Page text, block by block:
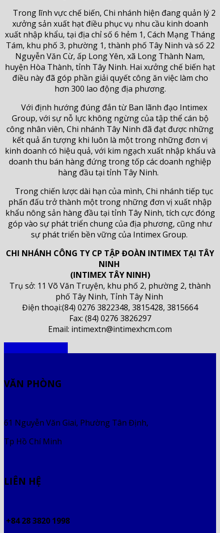
Trong lĩnh vực chế biến, Chi nhánh hiện đang quản lý 2
xưởng sản xuất hạt điều phục vụ nhu cầu kinh doanh
xuất nhập khẩu, tại địa chỉ số 6 hẻm 1, Cách Mạng Tháng
Tám, khu phố 3, phường 1, thành phố Tây Ninh và số 22
Nguyễn Văn Cừ, ấp Long Yên, xã Long Thành Nam,
huyện Hòa Thành, tỉnh Tây Ninh. Hai xưởng chế biến hạt
điều này đã góp phần giải quyết công ăn việc làm cho
hơn 300 lao động địa phương.
Với định hướng đúng đắn từ Ban lãnh đạo Intimex
Group, với sự nỗ lực không ngừng của tập thể cán bộ
công nhân viên, Chi nhánh Tây Ninh đã đạt được những
kết quả ấn tượng khi luôn là một trong những đơn vị
kinh doanh có hiệu quả, với kim ngạch xuất nhập khẩu và
doanh thu bán hàng đứng trong tốp các doanh nghiệp
hàng đầu tại tỉnh Tây Ninh.
Trong chiến lược dài hạn của mình, Chi nhánh tiếp tục
phấn đấu trở thành một trong những đơn vị xuất nhập
khẩu nông sản hàng đầu tại tỉnh Tây Ninh, tích cực đóng
góp vào sự phát triển chung của địa phương, cũng như
sự phát triển bền vững của Intimex Group.
CHI NHÁNH CÔNG TY CP TẬP ĐOÀN INTIMEX TẠI TÂY
NINH
(INTIMEX TÂY NINH)
Trụ sở: 11 Võ Văn Truyện, khu phố 2, phường 2, thành
phố Tây Ninh, Tỉnh Tây Ninh
Điện thoại:(84) 0276 3822348, 3815428, 3815664
Fax: (84) 0276 3826297
Email: intimextn@intimexhcm.com
VĂN PHÒNG
61 Nguyễn Văn Giai, Phường Tân Định,
Tp Hồ Chí Minh
LIÊN HỆ
+84 28 3820 1998